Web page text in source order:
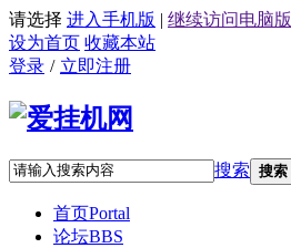
请选择 进入手机版 | 继续访问电脑版
设为首页 收藏本站
登录 / 立即注册
搜索 搜索
首页Portal
论坛BBS